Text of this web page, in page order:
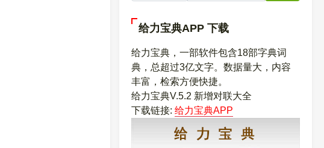
给力宝典APP 下载
给力宝典，一部软件包含18部字典词
典，总超过3亿文字。数据量大，内容
丰富，检索方便快捷。
给力宝典V.5.2 新增对联大全
下载链接: 给力宝典APP